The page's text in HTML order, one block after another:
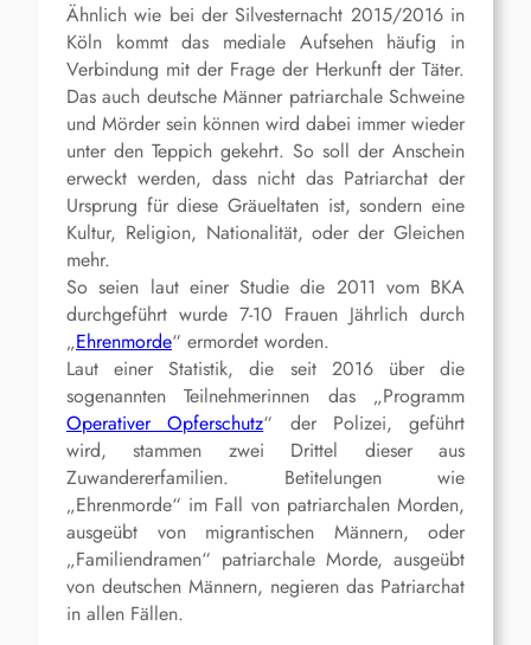
Ähnlich wie bei der Silvesternacht 2015/2016 in
Köln kommt das mediale Aufsehen häufig in
Verbindung mit der Frage der Herkunft der Täter.
Das auch deutsche Männer patriarchale Schweine
und Mörder sein können wird dabei immer wieder
unter den Teppich gekehrt. So soll der Anschein
erweckt werden, dass nicht das Patriarchat der
Ursprung für diese Gräueltaten ist, sondern eine
Kultur, Religion, Nationalität, oder der Gleichen
mehr.
So seien laut einer Studie die 2011 vom BKA
durchgeführt wurde 7-10 Frauen Jährlich durch
„Ehrenmorde“ ermordet worden.
Laut einer Statistik, die seit 2016 über die
sogenannten Teilnehmerinnen das „Programm
Operativer Opferschutz“ der Polizei, geführt
wird, stammen zwei Drittel dieser aus
Zuwandererfamilien. Betitelungen wie
„Ehrenmorde“ im Fall von patriarchalen Morden,
ausgeübt von migrantischen Männern, oder
„Familiendramen“ patriarchale Morde, ausgeübt
von deutschen Männern, negieren das Patriarchat
in allen Fällen.